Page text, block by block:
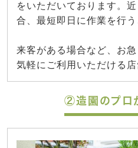
をいただいております。
合、最短即日に作業を行う
来客がある場合など、お
気軽にご利用いただける
②造園のプロ